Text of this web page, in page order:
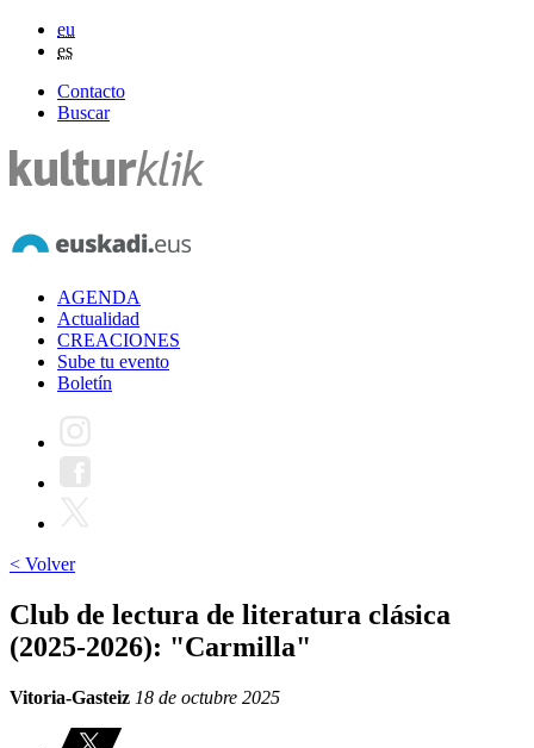
eu
es
Contacto
Buscar
AGENDA
Actualidad
CREACIONES
Sube tu evento
Boletín
< Volver
Club de lectura de literatura clásica
(2025-2026): "Carmilla"
Vitoria-Gasteiz 18 de octubre 2025